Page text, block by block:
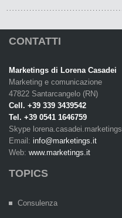
CONTATTI
Marketings di Lorena Casadei
Marketing e comunicazione
47822 Santarcangelo (RN)
Cell. +39 339 3439542
Tel. +39 0541 1646759
Skype lorena.casadei.marketings
Email: info@marketings.it
Web: www.marketings.it
TOPICS
Consulenza